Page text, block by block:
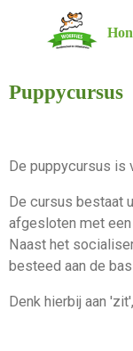
de
hoofdinhoud
Puppycursus
De puppycursus is
De cursus bestaat
afgesloten met
Naast het
besteed aan de
Denk hierbij aan